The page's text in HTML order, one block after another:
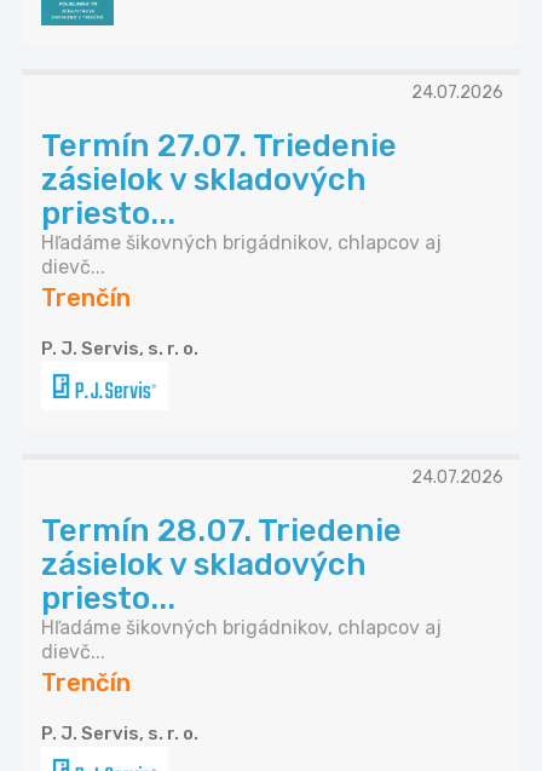
24.07.2026
Termín 27.07. Triedenie
zásielok v skladových
priesto...
Hľadáme šikovných brigádnikov, chlapcov aj
dievč...
Trenčín
P. J. Servis, s. r. o.
24.07.2026
Termín 28.07. Triedenie
zásielok v skladových
priesto...
Hľadáme šikovných brigádnikov, chlapcov aj
dievč...
Trenčín
P. J. Servis, s. r. o.